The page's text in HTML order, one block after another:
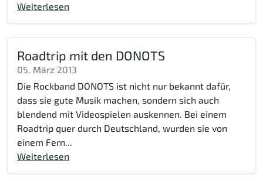
Weiterlesen
Roadtrip mit den DONOTS
05. März 2013
Die Rockband DONOTS ist nicht nur bekannt dafür,
dass sie gute Musik machen, sondern sich auch
blendend mit Videospielen auskennen. Bei einem
Roadtrip quer durch Deutschland, wurden sie von
einem Fern...
Weiterlesen